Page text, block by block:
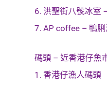
6. 洪聖街八號冰室
7. AP coffee – 鴨
碼頭 – 近香港仔魚
1. 香港仔漁人碼頭